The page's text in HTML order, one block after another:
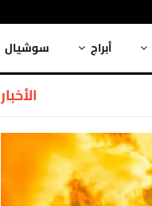
أبراج سوشيال
الأخبار